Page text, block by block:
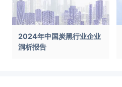
2024年中国炭黑行业企业
洞析报告